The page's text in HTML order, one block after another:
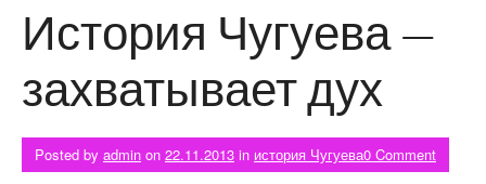
История Чугуева —
захватывает дух
Posted by admin on 22.11.2013 in история Чугуева0 Comment